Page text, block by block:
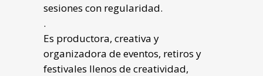
sesiones con regularidad.
.
Es productora, creativa y
organizadora de eventos, retiros y
festivales llenos de creatividad,